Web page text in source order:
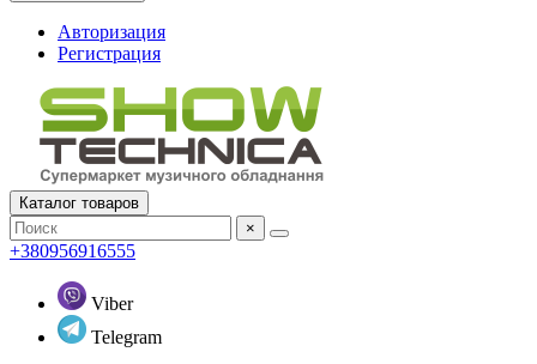
Авторизация
Регистрация
Каталог товаров
×
+380956916555
Viber
Telegram